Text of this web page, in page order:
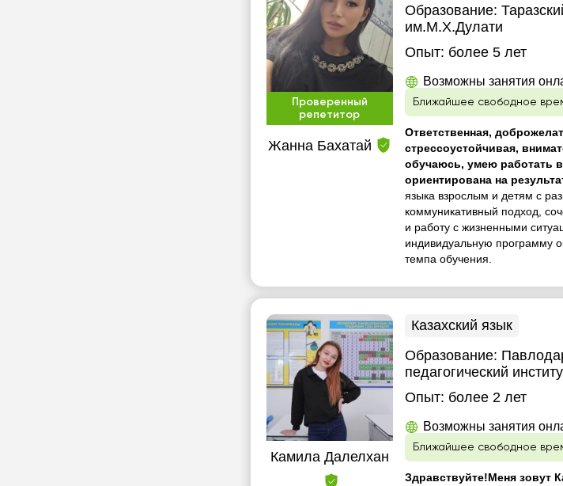
Проверенный
репетитор
Жанна Бахатай
Образование:
им.М.Х.Дулати
Опыт: более 5 лет
Возможны занятия
Ближайшее свободное
Ответственная,
стрессоустойчивая,
обучаюсь, умею работать
ориентирована на
языка взрослым и детям с
коммуникативный подход,
и работу с жизненными
индивидуальную программу
темпа обучения.
Камила Далелхан
Казахский язык
Образование:
педагогический
Опыт: более 2 лет
Возможны занятия
Ближайшее свободное
Здравствуйте!Меня зовут